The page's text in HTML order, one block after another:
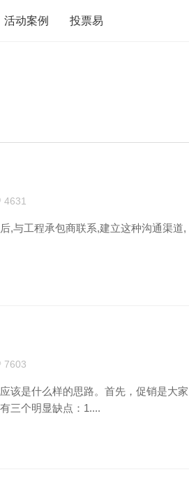
活动案例 投票易
4631
,与工程承包商联系,建立这种沟通渠道,
7603
该是什么样的思路。首先，促销是大家
三个明显缺点：1....